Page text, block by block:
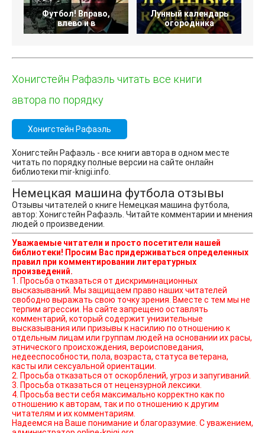
Футбол! Вправо,
влево и в
Лунный календарь
огородника
Хонигстейн Рафаэль читать все книги
автора по порядку
Хонигстейн Рафаэль
Хонигстейн Рафаэль - все книги автора в одном месте
читать по порядку полные версии на сайте онлайн
библиотеки mir-knigi.info.
Немецкая машина футбола отзывы
Отзывы читателей о книге Немецкая машина футбола,
автор: Хонигстейн Рафаэль. Читайте комментарии и мнения
людей о произведении.
Уважаемые читатели и просто посетители нашей
библиотеки! Просим Вас придерживаться определенных
правил при комментировании литературных
произведений.
1. Просьба отказаться от дискриминационных
высказываний. Мы защищаем право наших читателей
свободно выражать свою точку зрения. Вместе с тем мы не
терпим агрессии. На сайте запрещено оставлять
комментарий, который содержит унизительные
высказывания или призывы к насилию по отношению к
отдельным лицам или группам людей на основании их расы,
этнического происхождения, вероисповедания,
недееспособности, пола, возраста, статуса ветерана,
касты или сексуальной ориентации.
2. Просьба отказаться от оскорблений, угроз и запугиваний.
3. Просьба отказаться от нецензурной лексики.
4. Просьба вести себя максимально корректно как по
отношению к авторам, так и по отношению к другим
читателям и их комментариям.
Надеемся на Ваше понимание и благоразумие. С уважением,